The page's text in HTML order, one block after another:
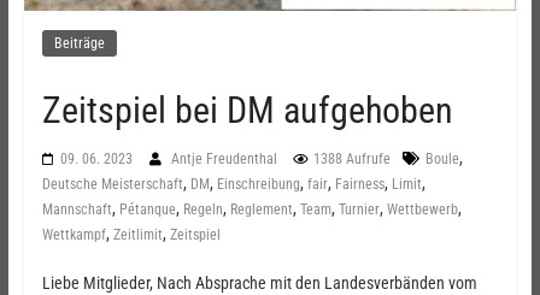
Beiträge
Zeitspiel bei DM aufgehoben
09. 06. 2023 Antje Freudenthal 1388 Aufrufe Boule,
Deutsche Meisterschaft, DM, Einschreibung, fair, Fairness, Limit,
Mannschaft, Pétanque, Regeln, Reglement, Team, Turnier, Wettbewerb,
Wettkampf, Zeitlimit, Zeitspiel
Liebe Mitglieder, Nach Absprache mit den Landesverbänden vom